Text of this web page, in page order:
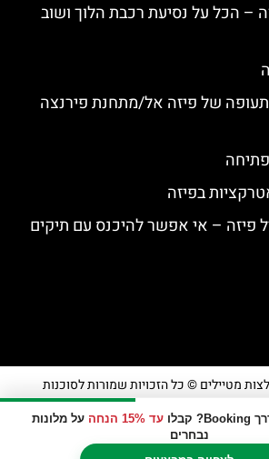
עד 15% הנחה
על מלונות
נבחרים
– הכל על נסיעת רכבת הלוך ושוב
של פיזה אל/מתחנת פירנצה
פיזה – אי אפשר להיכנס עם תיקים
מטיילים © כל הזכויות שמורות לסוכנות
מדיניות פרטיות